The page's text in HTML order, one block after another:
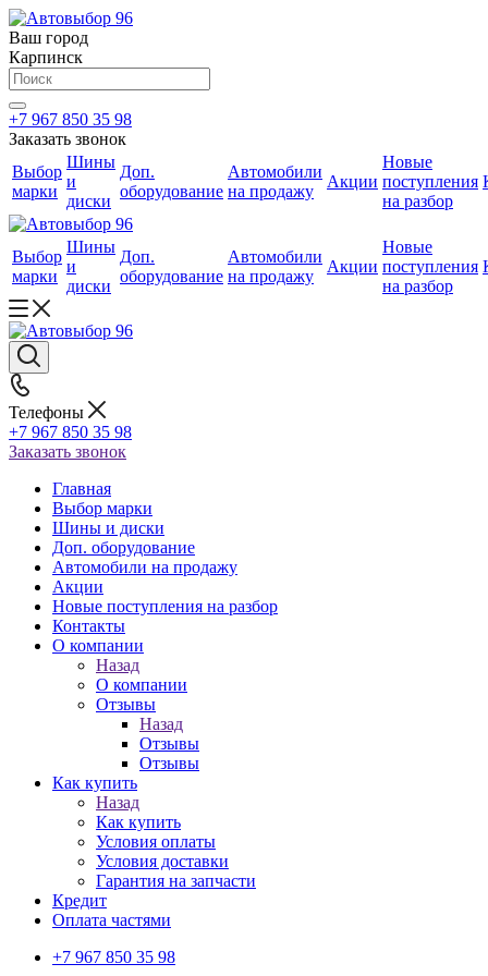
Ваш город
Карпинск
+7 967 850 35 98
Заказать звонок
Выбор
марки
Шины
и
диски
Доп.
оборудование
Автомобили
на продажу
Акции
Новые
поступления
на разбор
Выбор
марки
Шины
и
диски
Доп.
оборудование
Автомобили
на продажу
Акции
Новые
поступления
на разбор
Телефоны
+7 967 850 35 98
Заказать звонок
Главная
Выбор марки
Шины и диски
Доп. оборудование
Автомобили на продажу
Акции
Новые поступления на разбор
Контакты
О компании
Назад
О компании
Отзывы
Назад
Отзывы
Отзывы
Как купить
Назад
Как купить
Условия оплаты
Условия доставки
Гарантия на запчасти
Кредит
Оплата частями
+7 967 850 35 98